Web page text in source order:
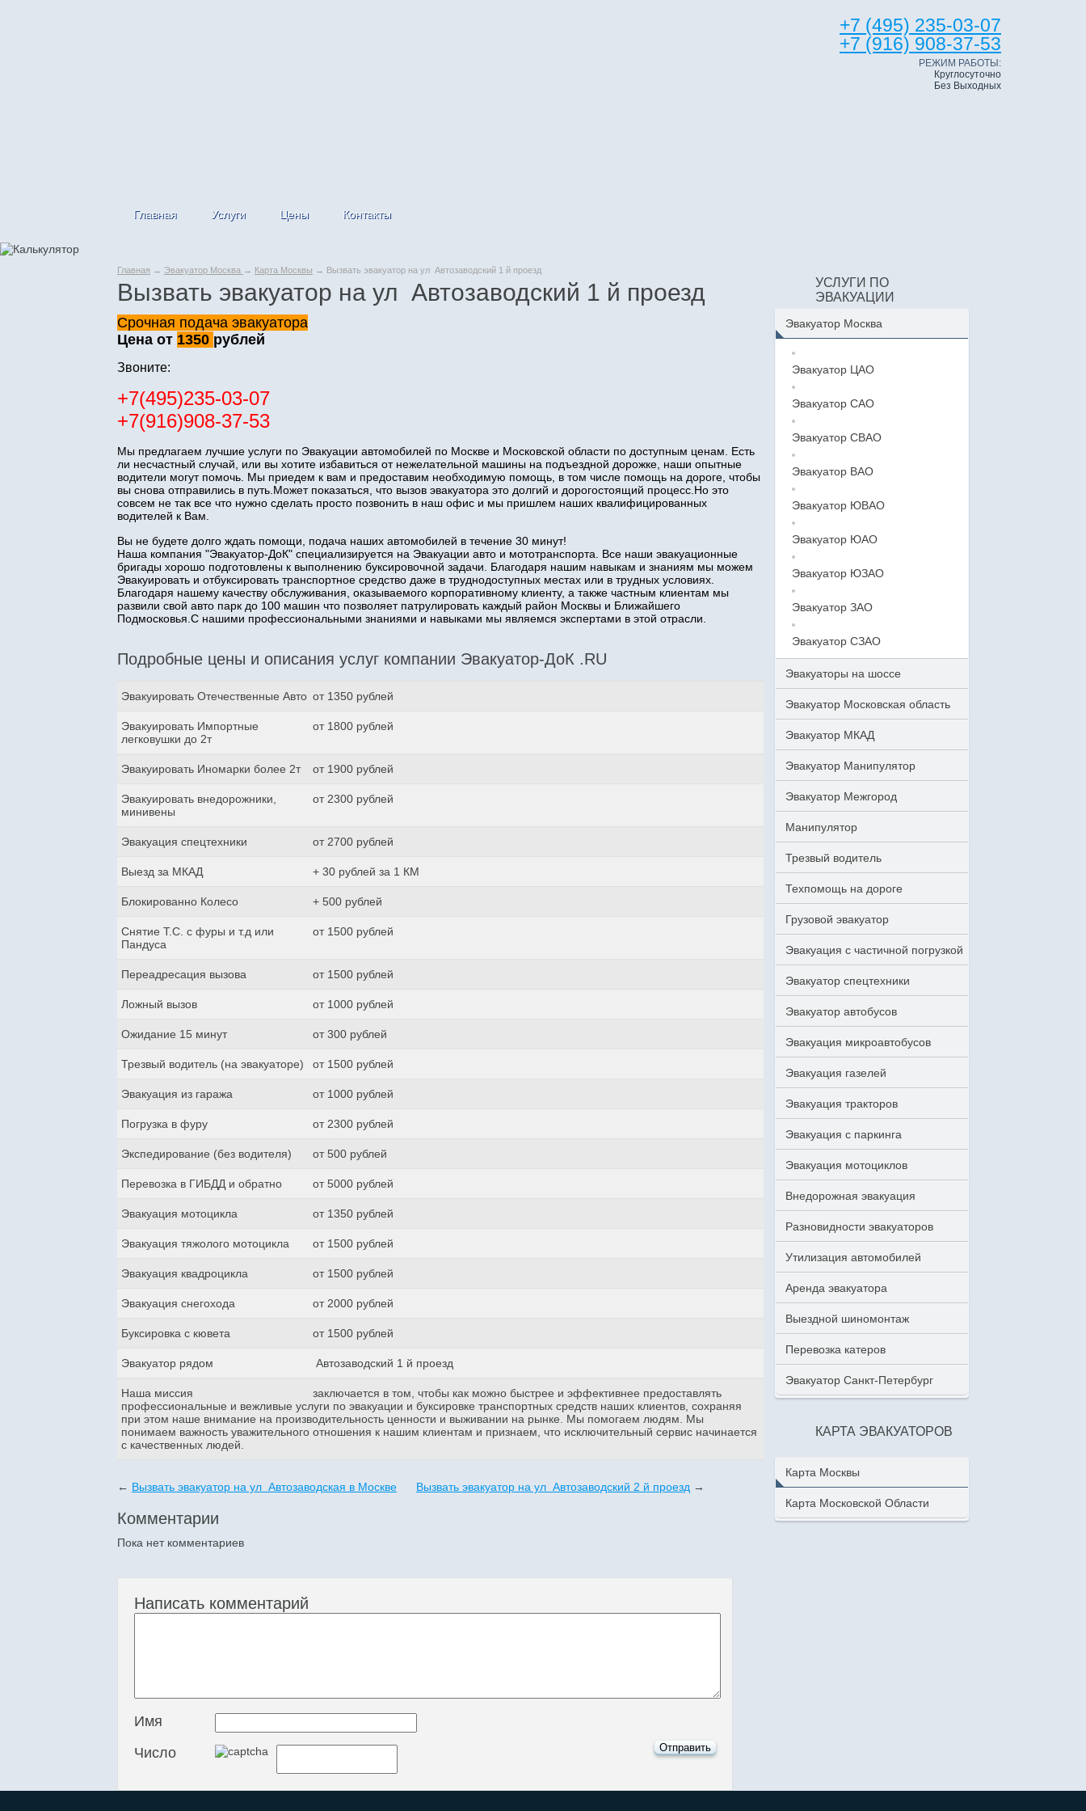
+7 (495) 235-03-07
+7 (916) 908-37-53
РЕЖИМ РАБОТЫ:
Круглосуточно
Без Выходных
Главная Услуги Цены Контакты
Главная → Эвакуатор Москва → Карта Москвы → Вызвать эвакуатор на ул Автозаводский 1 й проезд
Вызвать эвакуатор на ул Автозаводский 1 й проезд
Срочная подача эвакуатора
Цена от 1350 рублей
Звоните:
+7(495)235-03-07
+7(916)908-37-53
Мы предлагаем лучшие услуги по Эвакуации автомобилей по Москве и Московской области по доступным ценам. Есть
ли несчастный случай, или вы хотите избавиться от нежелательной машины на подъездной дорожке, наши опытные
водители могут помочь. Мы приедем к вам и предоставим необходимую помощь, в том числе помощь на дороге, чтобы
вы снова отправились в путь.Может показаться, что вызов эвакуатора это долгий и дорогостоящий процесс.Но это
совсем не так все что нужно сделать просто позвонить в наш офис и мы пришлем наших квалифицированных
водителей к Вам.
Вы не будете долго ждать помощи, подача наших автомобилей в течение 30 минут!
Наша компания "Эвакуатор-ДоК" специализируется на Эвакуации авто и мототранспорта. Все наши эвакуационные
бригады хорошо подготовлены к выполнению буксировочной задачи. Благодаря нашим навыкам и знаниям мы можем
Эвакуировать и отбуксировать транспортное средство даже в труднодоступных местах или в трудных условиях.
Благодаря нашему качеству обслуживания, оказываемого корпоративному клиенту, а также частным клиентам мы
развили свой авто парк до 100 машин что позволяет патрулировать каждый район Москвы и Ближайшего
Подмосковья.С нашими профессиональными знаниями и навыками мы являемся экспертами в этой отрасли.
Подробные цены и описания услуг компании Эвакуатор-ДоК .RU
Эвакуировать Отечественные Авто от 1350 рублей
Эвакуировать Импортные
легковушки до 2т
от 1800 рублей
Эвакуировать Иномарки более 2т от 1900 рублей
Эвакуировать внедорожники,
минивены
от 2300 рублей
Эвакуация спецтехники от 2700 рублей
Выезд за МКАД + 30 рублей за 1 КМ
Блокированно Колесо + 500 рублей
Снятие Т.С. с фуры и т.д или
Пандуса
от 1500 рублей
Переадресация вызова от 1500 рублей
Ложный вызов от 1000 рублей
Ожидание 15 минут от 300 рублей
Трезвый водитель (на эвакуаторе) от 1500 рублей
Эвакуация из гаража от 1000 рублей
Погрузка в фуру от 2300 рублей
Экспедирование (без водителя) от 500 рублей
Перевозка в ГИБДД и обратно от 5000 рублей
Эвакуация мотоцикла от 1350 рублей
Эвакуация тяжолого мотоцикла от 1500 рублей
Эвакуация квадроцикла от 1500 рублей
Эвакуация снегохода от 2000 рублей
Буксировка с кювета от 1500 рублей
Эвакуатор рядом Автозаводский 1 й проезд
Наша миссия
заключается в том, чтобы как можно быстрее и эффективнее предоставлять
профессиональные и вежливые услуги по эвакуации и буксировке транспортных средств наших клиентов, сохраняя
при этом наше внимание на производительность ценности и выживании на рынке. Мы помогаем людям. Мы
понимаем важность уважительного отношения к нашим клиентам и признаем, что исключительный сервис начинается
с качественных людей.
← Вызвать эвакуатор на ул Автозаводская в Москве Вызвать эвакуатор на ул Автозаводский 2 й проезд →
Комментарии
Пока нет комментариев
Написать комментарий
Имя
Число
УСЛУГИ ПО
ЭВАКУАЦИИ
Эвакуатор Москва
Эвакуатор ЦАО
Эвакуатор САО
Эвакуатор СВАО
Эвакуатор ВАО
Эвакуатор ЮВАО
Эвакуатор ЮАО
Эвакуатор ЮЗАО
Эвакуатор ЗАО
Эвакуатор СЗАО
Эвакуаторы на шоссе
Эвакуатор Московская область
Эвакуатор МКАД
Эвакуатор Манипулятор
Эвакуатор Межгород
Манипулятор
Трезвый водитель
Техпомощь на дороге
Грузовой эвакуатор
Эвакуация с частичной погрузкой
Эвакуатор спецтехники
Эвакуатор автобусов
Эвакуация микроавтобусов
Эвакуация газелей
Эвакуация тракторов
Эвакуация с паркинга
Эвакуация мотоциклов
Внедорожная эвакуация
Разновидности эвакуаторов
Утилизация автомобилей
Аренда эвакуатора
Выездной шиномонтаж
Перевозка катеров
Эвакуатор Санкт-Петербург
КАРТА ЭВАКУАТОРОВ
Карта Москвы
Карта Московской Области